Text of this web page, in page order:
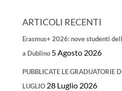
ARTICOLI RECENTI
Erasmus+ 2026: nove studenti
a Dublino 5 Agosto 2026
PUBBLICATE LE GRADUATORIE
LUGLIO 28 Luglio 2026